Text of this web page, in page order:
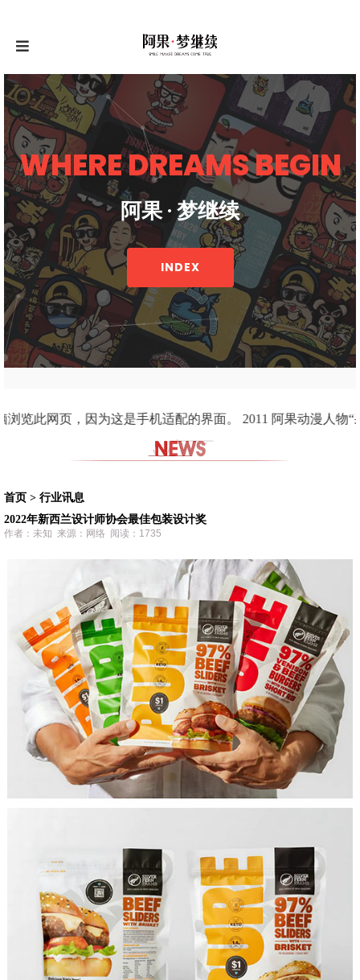
因为这是手机适配的界面。 2011 阿果动漫人物“果子”开
首页 > 行业讯息
2022年新西兰设计师协会最佳包装设计奖
作者：未知 来源：网络 阅读：1735